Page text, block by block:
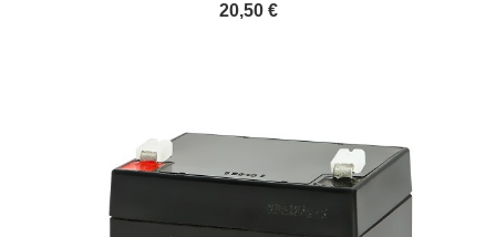
20,50 €